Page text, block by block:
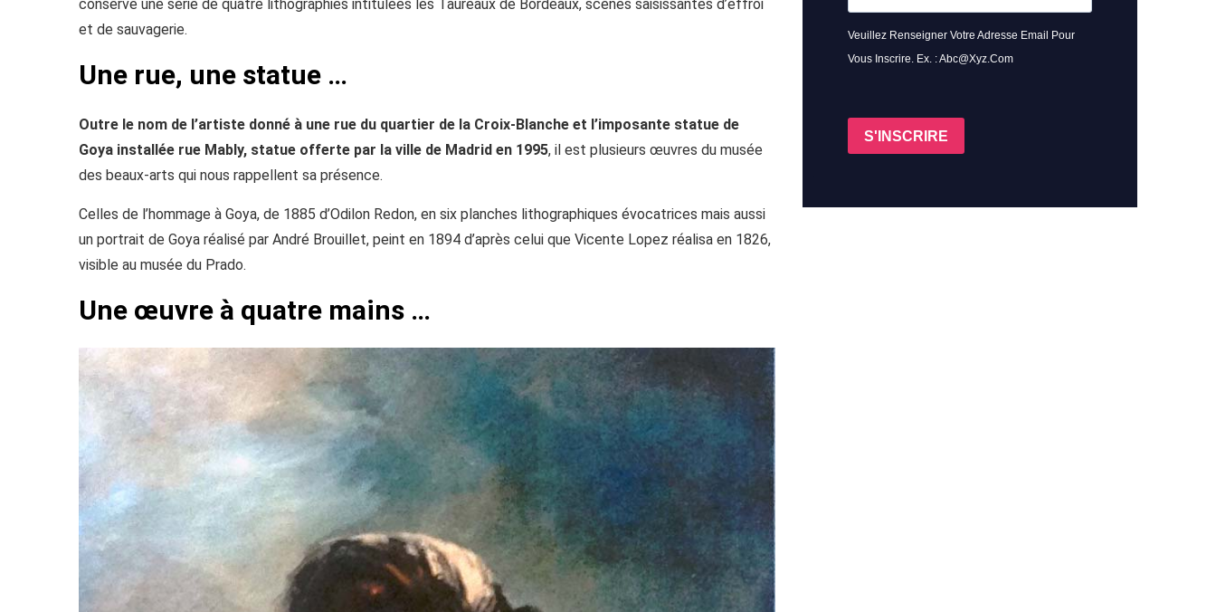
conserve une série de quatre lithographies intitulées les Taureaux de Bordeaux, scènes saisissantes d’effroi
et de sauvagerie.
Une rue, une statue …
Outre le nom de l’artiste donné à une rue du quartier de la Croix-Blanche et l’imposante statue de
Goya installée rue Mably, statue offerte par la ville de Madrid en 1995, il est plusieurs œuvres du musée
des beaux-arts qui nous rappellent sa présence.
Celles de l’hommage à Goya, de 1885 d’Odilon Redon, en six planches lithographiques évocatrices mais aussi
un portrait de Goya réalisé par André Brouillet, peint en 1894 d’après celui que Vicente Lopez réalisa en 1826,
visible au musée du Prado.
Une œuvre à quatre mains …
Veuillez Renseigner Votre Adresse Email Pour
Vous Inscrire. Ex. : Abc@xyz.com
S'INSCRIRE